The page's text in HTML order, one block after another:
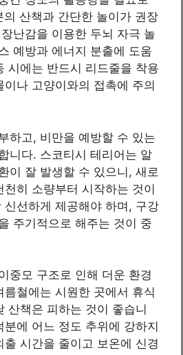
산책과 간단한 놀이가 권장
난감을 이용한 두뇌 자극 놀
예방과 에너지 분출에 도움
시에는 반드시 리드줄을 착용
나 고양이와의 접촉에 주의
하고, 비만을 예방할 수 있는
니다. 스코티시 테리어는 알
이 잘 발생할 수 있으니, 새로
히 소량부터 시작하는 것이
신선하게 제공해야 하며, 구강
주기적으로 해주는 것이 중
중모 구조로 인해 더운 환경
철에는 시원한 곳에서 휴식
산책은 피하는 것이 좋습니
에 어느 정도 추위에 강하지
시간을 줄이고 보온에 신경